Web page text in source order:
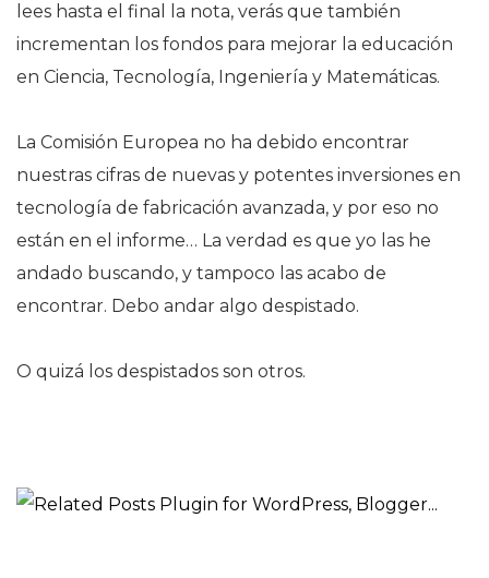
lees hasta el final la nota, verás que también
incrementan los fondos para mejorar la educación
en Ciencia, Tecnología, Ingeniería y Matemáticas.
La Comisión Europea no ha debido encontrar
nuestras cifras de nuevas y potentes inversiones en
tecnología de fabricación avanzada, y por eso no
están en el informe… La verdad es que yo las he
andado buscando, y tampoco las acabo de
encontrar. Debo andar algo despistado.
O quizá los despistados son otros.